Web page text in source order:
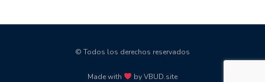
© Todos los derechos reservados
Made with by VBUD.site